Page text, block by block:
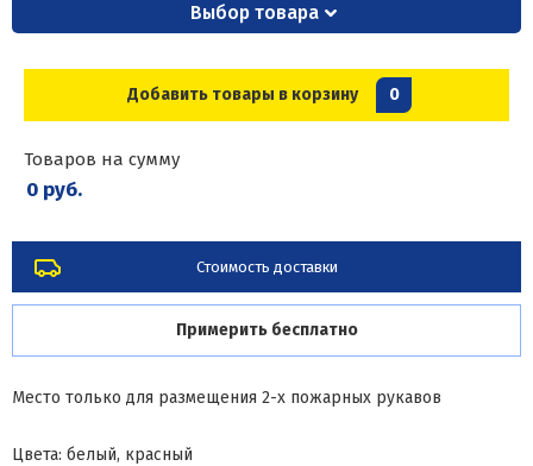
Выбор товара
Добавить товары в корзину 0
Товаров на сумму
0 руб.
Стоимость доставки
Примерить бесплатно
Место только для размещения 2-х пожарных рукавов
Цвета: белый, красный